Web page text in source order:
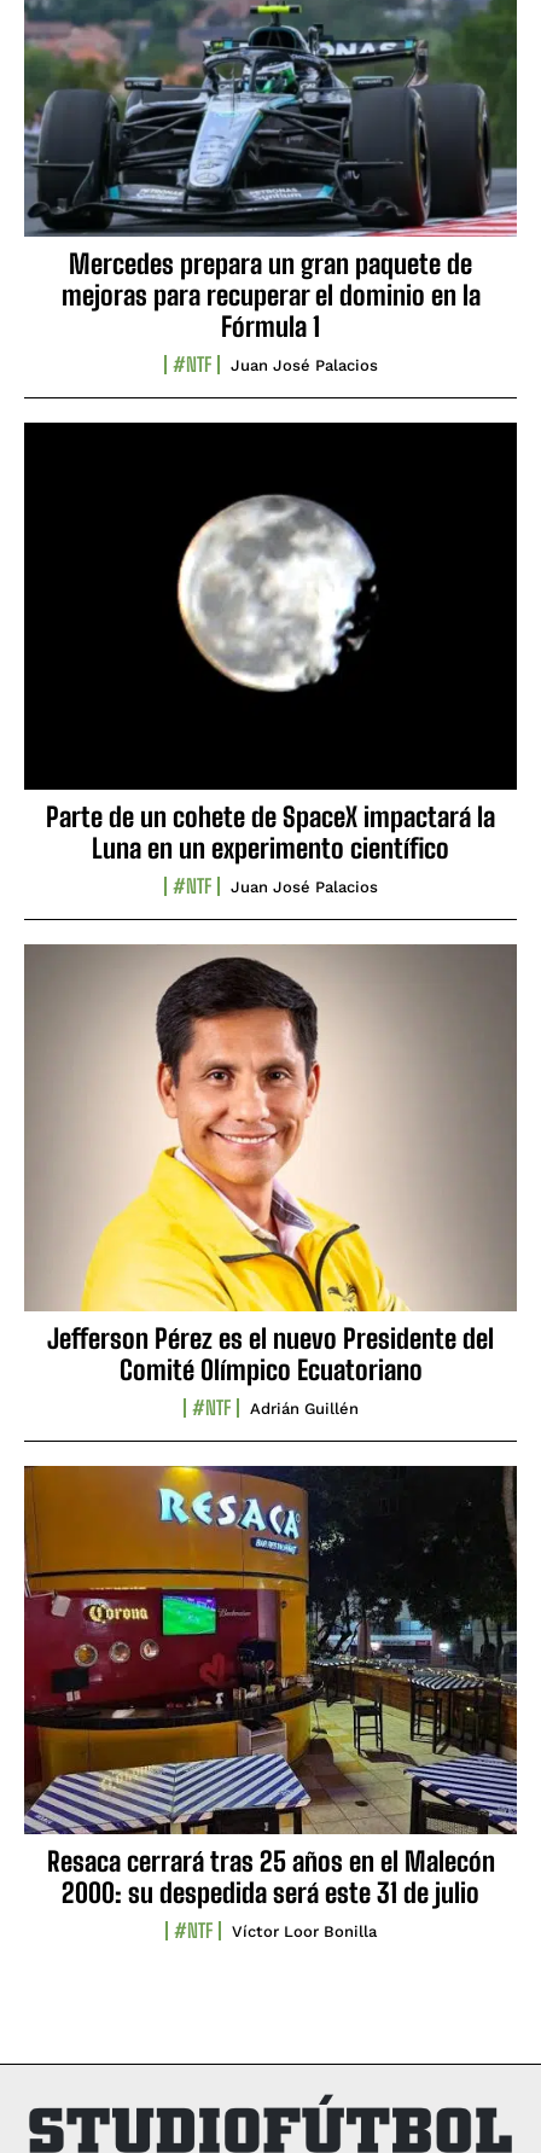
Mercedes prepara un gran paquete de
mejoras para recuperar el dominio en la
Fórmula 1
#NTF Juan José Palacios
Parte de un cohete de SpaceX impactará la
Luna en un experimento científico
#NTF Juan José Palacios
Jefferson Pérez es el nuevo Presidente del
Comité Olímpico Ecuatoriano
#NTF Adrián Guillén
Resaca cerrará tras 25 años en el Malecón
2000: su despedida será este 31 de julio
#NTF Víctor Loor Bonilla